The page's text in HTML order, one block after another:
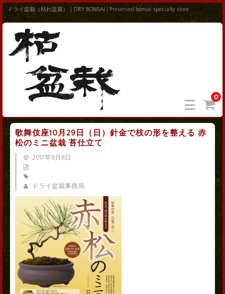
ドライ盆栽（枯れ盆栽）｜DRY BONSAI | Preserved bonsai specialty store
0
歌舞伎座10月29日（日）針金で枝の形を整える 赤
松のミニ盆栽 苔仕立て
2017年9月8日
ドライ盆栽事務局